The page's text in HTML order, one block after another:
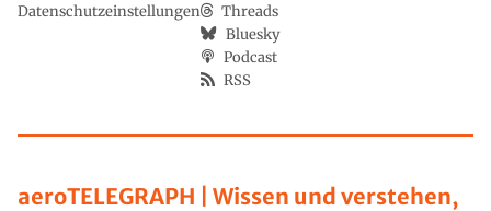
aeroTELEGRAPH | Wissen und verstehen,
Datenschutzeinstellungen
Threads
Bluesky
Podcast
RSS